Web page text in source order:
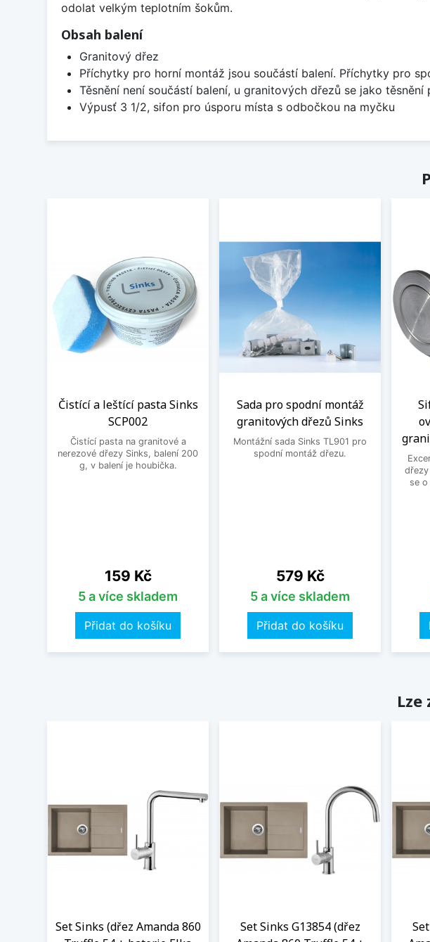
odolat velkým teplotním šokům.
Obsah balení
Granitový dřez
Příchytky pro horní montáž jsou součástí balení. Příchytky pro
Těsnění není součástí balení, u granitových dřezů se jako těsnění
Výpusť 3 1/2, sifon pro úsporu místa s odbočkou na myčku
Čistící a leštící pasta Sinks
SCP002
Čistící pasta na granitové a
nerezové dřezy Sinks, balení 200
g, v balení je houbička.
Cena
159 Kč
5 a více skladem
Přidat do košíku
Sada pro spodní montáž
granitových dřezů Sinks
Montážní sada Sinks TL901 pro
spodní montáž dřezu.
Cena
579 Kč
5 a více skladem
Přidat do košíku
se
Set Sinks (dřez Amanda 860
Set Sinks G13854 (dřez